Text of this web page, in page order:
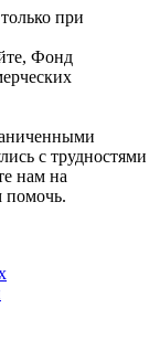
при
Фонд
с трудностями
нам на
помочь.